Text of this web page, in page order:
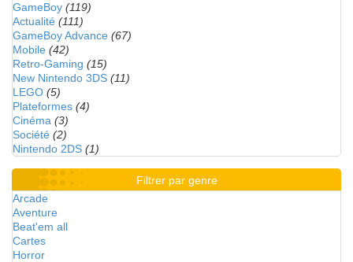
GameBoy (119)
Actualité (111)
GameBoy Advance (67)
Mobile (42)
Retro-Gaming (15)
New Nintendo 3DS (11)
LEGO (5)
Plateformes (4)
Cinéma (3)
Société (2)
Nintendo 2DS (1)
Filtrer par genre
Arcade
Aventure
Beat'em all
Cartes
Horror